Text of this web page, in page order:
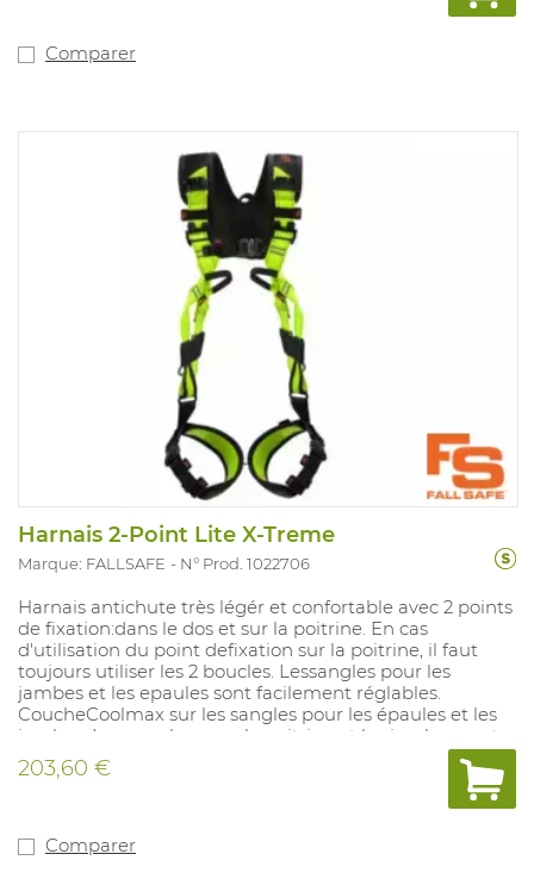
Comparer
Harnais 2-Point Lite X-Treme
Marque: FALLSAFE N° Prod. 1022706
Harnais antichute très légér et confortable avec 2 points
de fixation:dans le dos et sur la poitrine. En cas
d'utilisation du point defixation sur la poitrine, il faut
toujours utiliser les 2 boucles. Lessangles pour les
jambes et les epaules sont facilement réglables.
CoucheCoolmax sur les sangles pour les épaules et les
jambes. Les sangles pour la poitrine et les jambes sont
pourvues de boucles automatiques. Harnais très facile à
enfiler. Conçu avec indicateur de chute. Sangles de
jambes horizontaux pour plus de sécurité et de confort.
203,60 €
Comparer